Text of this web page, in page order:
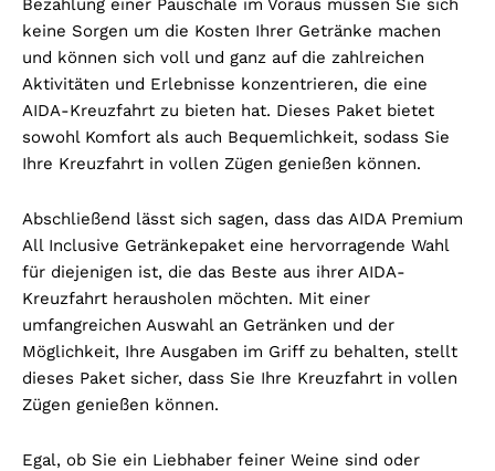
Bezahlung einer Pauschale im Voraus müssen Sie sich
keine Sorgen um die Kosten Ihrer Getränke machen
und können sich voll und ganz auf die zahlreichen
Aktivitäten und Erlebnisse konzentrieren, die eine
AIDA-Kreuzfahrt zu bieten hat. Dieses Paket bietet
sowohl Komfort als auch Bequemlichkeit, sodass Sie
Ihre Kreuzfahrt in vollen Zügen genießen können.
Abschließend lässt sich sagen, dass das AIDA Premium
All Inclusive Getränkepaket eine hervorragende Wahl
für diejenigen ist, die das Beste aus ihrer AIDA-
Kreuzfahrt herausholen möchten. Mit einer
umfangreichen Auswahl an Getränken und der
Möglichkeit, Ihre Ausgaben im Griff zu behalten, stellt
dieses Paket sicher, dass Sie Ihre Kreuzfahrt in vollen
Zügen genießen können.
Egal, ob Sie ein Liebhaber feiner Weine sind oder